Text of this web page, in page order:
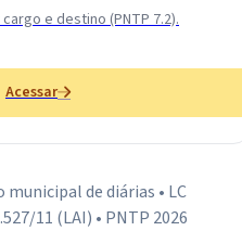
e destino (PNTP 7.2).
Acessar
municipal de diárias • LC
11 (LAI) • PNTP 2026